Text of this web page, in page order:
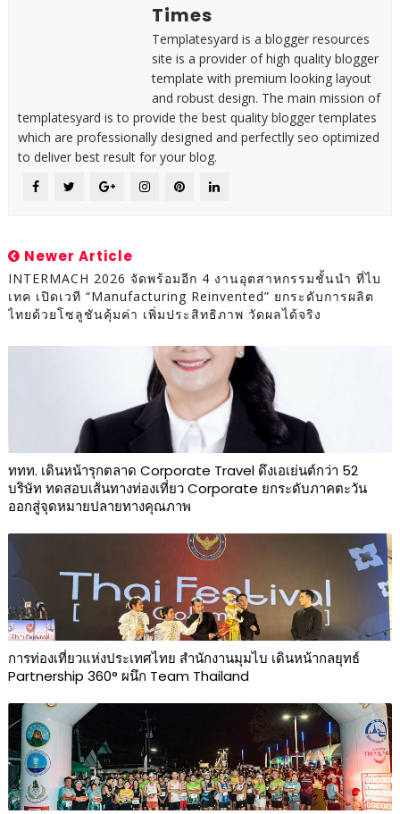
Times
Templatesyard is a blogger resources
site is a provider of high quality blogger
template with premium looking layout
and robust design. The main mission of
templatesyard is to provide the best quality blogger templates
which are professionally designed and perfectlly seo optimized
to deliver best result for your blog.
Newer Article
INTERMACH 2026 จัดพร้อมอีก 4 งานอุตสาหกรรมชั้นนำ ที่ไบ
เทค เปิดเวที “Manufacturing Reinvented” ยกระดับการผลิต
ไทยด้วยโซลูชันคุ้มค่า เพิ่มประสิทธิภาพ วัดผลได้จริง
ททท. เดินหน้ารุกตลาด Corporate Travel ดึงเอเย่นต์กว่า 52
บริษัท ทดสอบเส้นทางท่องเที่ยว Corporate ยกระดับภาคตะวัน
ออกสู่จุดหมายปลายทางคุณภาพ
การท่องเที่ยวแห่งประเทศไทย สำนักงานมุมไบ เดินหน้ากลยุทธ์
Partnership 360° ผนึก Team Thailand